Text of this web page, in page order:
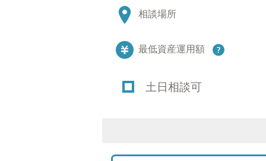
相談場所
最低資産運用額
土日相談可